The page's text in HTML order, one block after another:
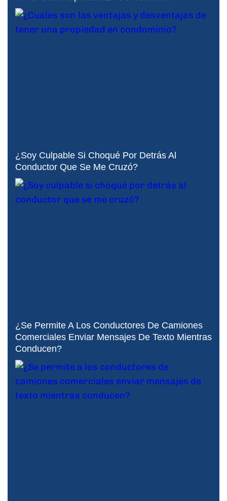
¿Soy Culpable Si Choqué Por Detrás Al
Conductor Que Se Me Cruzó?
¿Se Permite A Los Conductores De Camiones
Comerciales Enviar Mensajes De Texto Mientras
Conducen?